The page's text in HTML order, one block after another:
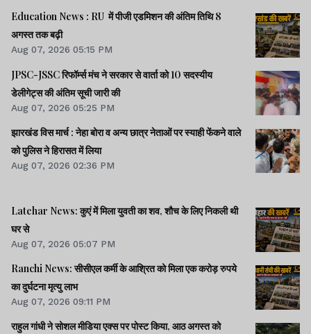
Education News : RU में पीजी एडमिशन की अंतिम तिथि 8
अगस्त तक बढ़ी
Aug 07, 2026 05:15 PM
JPSC-JSSC रिफॉर्म्स मंच ने सरकार से वार्ता को 10 सदस्यीय
डेलीगेट्स की अंतिम सूची जारी की
Aug 07, 2026 05:25 PM
झारखंड विस मार्च : नेहा बोरा व अन्य छात्र नेताओं पर स्याही फेंकने वाले
को पुलिस ने हिरासत में लिया
Aug 07, 2026 02:36 PM
Latehar News: कुएं में मिला युवती का शव, शौच के लिए निकली थी
घर से
Aug 07, 2026 05:07 PM
Ranchi News: सीसीएल कर्मी के आश्रित को मिला एक करोड़ रुपये
का दुर्घटना मृत्यु लाभ
Aug 07, 2026 09:11 PM
राहुल गांधी ने सोशल मीडिया एक्स पर पोस्ट किया, आठ अगस्त को